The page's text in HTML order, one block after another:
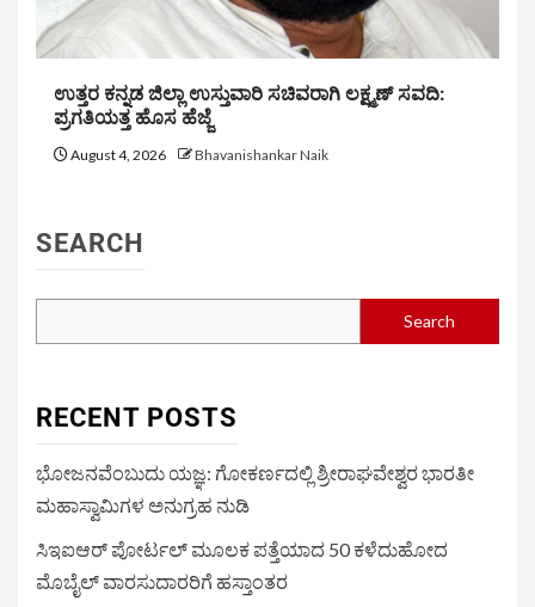
ಉತ್ತರ ಕನ್ನಡ ಜಿಲ್ಲಾ ಉಸ್ತುವಾರಿ ಸಚಿವರಾಗಿ ಲಕ್ಷ್ಮಣ್ ಸವದಿ:
ಪ್ರಗತಿಯತ್ತ ಹೊಸ ಹೆಜ್ಜೆ
August 4, 2026 Bhavanishankar Naik
SEARCH
Search
RECENT POSTS
ಭೋಜನವೆಂಬುದು ಯಜ್ಞ: ಗೋಕರ್ಣದಲ್ಲಿ ಶ್ರೀರಾಘವೇಶ್ವರ ಭಾರತೀ
ಮಹಾಸ್ವಾಮಿಗಳ ಅನುಗ್ರಹ ನುಡಿ
ಸಿಇಐಆರ್ ಪೋರ್ಟಲ್ ಮೂಲಕ ಪತ್ತೆಯಾದ 50 ಕಳೆದುಹೋದ
ಮೊಬೈಲ್ ವಾರಸುದಾರರಿಗೆ ಹಸ್ತಾಂತರ